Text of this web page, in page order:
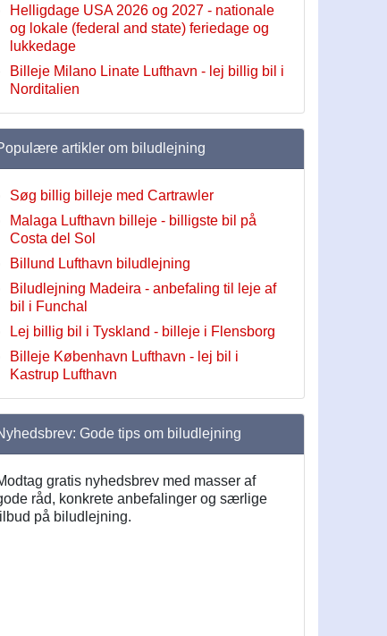
Helligdage USA 2026 og 2027 - nationale
og lokale (federal and state) feriedage og
lukkedage
Billeje Milano Linate Lufthavn - lej billig bil i
Norditalien
artikler om biludlejning
Søg billig billeje med Cartrawler
Malaga Lufthavn billeje - billigste bil på
Costa del Sol
Billund Lufthavn biludlejning
Biludlejning Madeira - anbefaling til leje af
bil i Funchal
Lej billig bil i Tyskland - billeje i Flensborg
Billeje København Lufthavn - lej bil i
Kastrup Lufthavn
Gode tips om biludlejning
gratis nyhedsbrev med masser af
råd, konkrete anbefalinger og særlige
på biludlejning.